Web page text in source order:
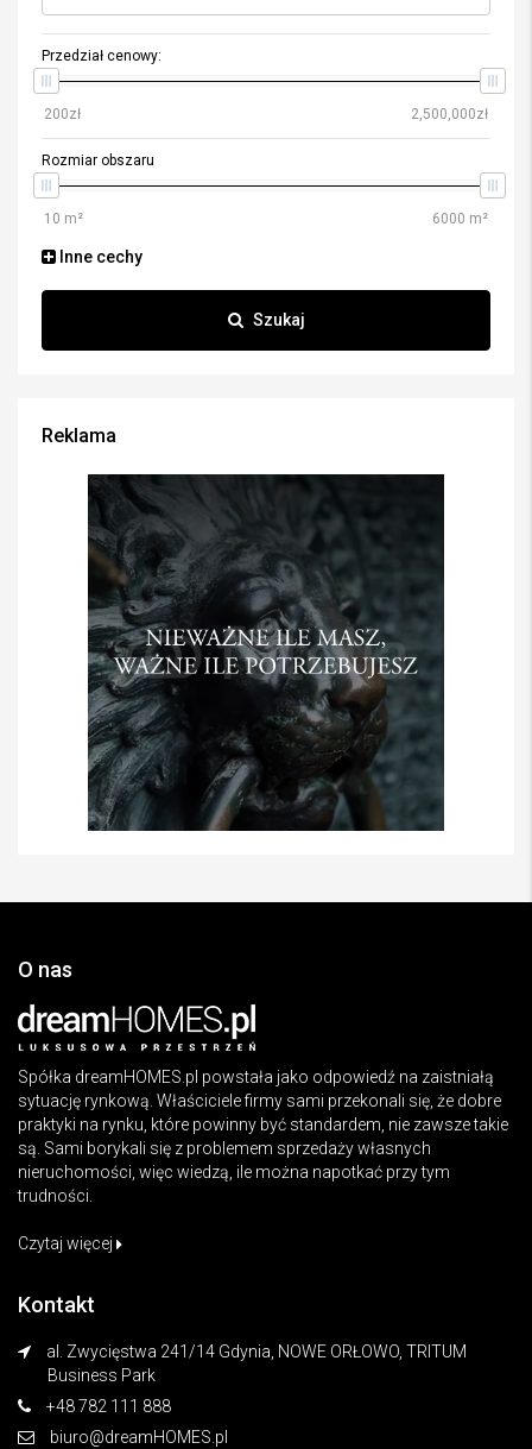
Przedział cenowy:
Rozmiar obszaru
Inne cechy
Szukaj
Reklama
O nas
Spółka dreamHOMES.pl powstała jako odpowiedź na zaistniałą
sytuację rynkową. Właściciele firmy sami przekonali się, że dobre
praktyki na rynku, które powinny być standardem, nie zawsze takie
są. Sami borykali się z problemem sprzedaży własnych
nieruchomości, więc wiedzą, ile można napotkać przy tym
trudności.
Czytaj więcej
Kontakt
al. Zwycięstwa 241/14 Gdynia, NOWE ORŁOWO, TRITUM
Business Park
+48 782 111 888
biuro@dreamHOMES.pl